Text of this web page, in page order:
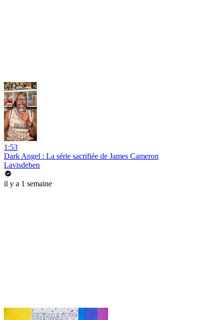
1:53
Dark Angel : La série sacrifiée de James Cameron
Lavisdeben
il y a 1 semaine